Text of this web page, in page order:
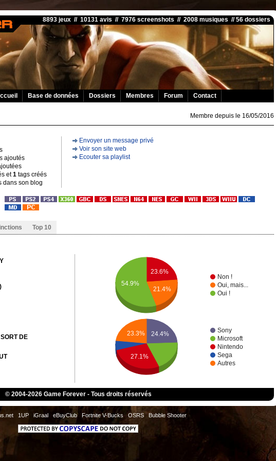
8893 jeux // 10131 avis // 7976 screenshots // 2008 musiques // 56 dossiers
Base de données Dossiers Membres Forum Contact
Membre depuis le 16/05/2016
ajoutés
et1 tags créés
dans son blog
Envoyer un message privé
Voir son site web
Ecouter sa playlist
Top 10
DE
Non !
Oui, mais...
Oui !
23.6%
21.4%
54.9%
Sony
Microsoft
Nintendo
Sega
Autres
24.4%
23.3%
27.1%
© 2004-2026 Game Forever - Tous droits réservés
1UP iGraal eBuyClub Fortnite V-Bucks OSRS Bubble Shooter